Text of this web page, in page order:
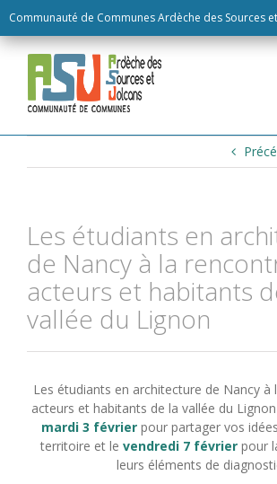
Communauté de Communes Ardèche des Sources
to
content
Les étudiants en
de Nancy à la
acteurs et habitants
vallée du Lignon
Les étudiants en architecture de Nancy à
acteurs et habitants de la vallée du
mardi 3 févrierpour partager vos idées
territoire et le vendredi 7 févrierpour
leurs éléments de